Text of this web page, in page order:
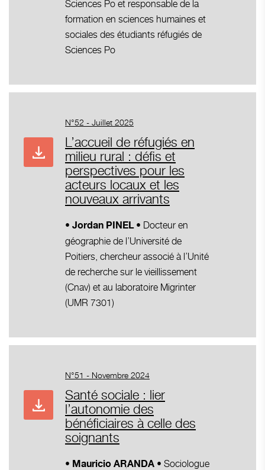
Sciences Po et responsable de la
formation en sciences humaines et
sociales des étudiants réfugiés de
Sciences Po
N°52 - Juillet 2025
L’accueil de réfugiés en
milieu rural : défis et
perspectives pour les
acteurs locaux et les
nouveaux arrivants
• Jordan PINEL • Docteur en
géographie de l’Université de
Poitiers, chercheur associé à l’Unité
de recherche sur le vieillissement
(Cnav) et au laboratoire Migrinter
(UMR 7301)
N°51 - Novembre 2024
Santé sociale : lier
l’autonomie des
bénéficiaires à celle des
soignants
• Mauricio ARANDA • Sociologue